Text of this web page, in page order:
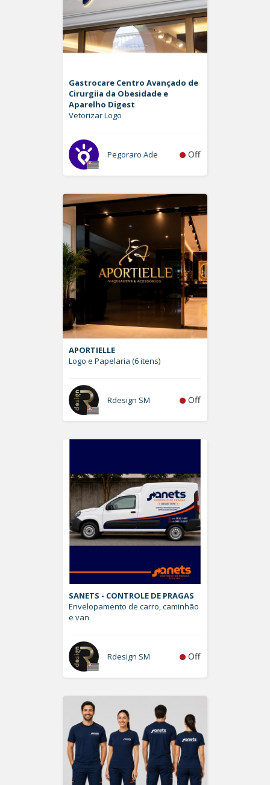
Gastrocare Centro Avançado de
Cirurgiia da Obesidade e
Aparelho Digest
Vetorizar Logo
Pegoraro Ade Off
APORTIELLE
Logo e Papelaria (6 itens)
Rdesign SM Off
SANETS - CONTROLE DE PRAGAS
Envelopamento de carro, caminhão
e van
Rdesign SM Off